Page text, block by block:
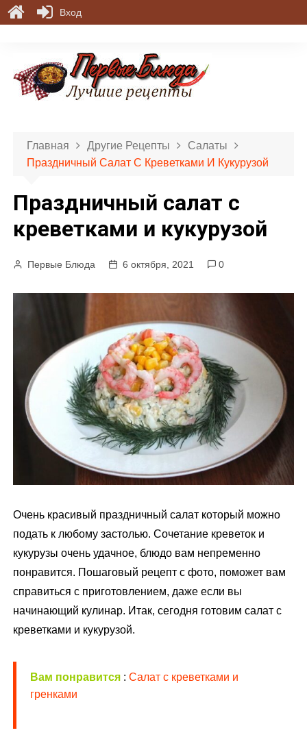
Главная Другие Рецепты
Салаты
Праздничный Салат С Креветками И Кукурузой
Праздничный салат с
креветками и кукурузой
Первые Блюда 6 октября, 2021 0
Очень красивый праздничный салат который можно
подать к любому застолью. Сочетание креветок и
кукурузы очень удачное, блюдо вам непременно
понравится. Пошаговый рецепт с фото, поможет вам
справиться с приготовлением, даже если вы
начинающий кулинар. Итак, сегодня готовим салат с
креветками и кукурузой.
Вам понравится :Салат с креветками и
гренками
Вход